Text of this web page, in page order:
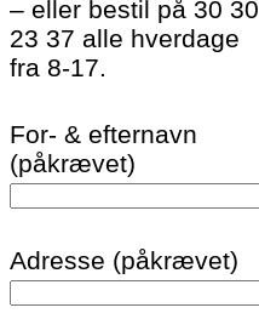
– eller bestil på 30 30
23 37 alle hverdage
fra 8-17.
For- & efternavn
(påkrævet)
Adresse (påkrævet)